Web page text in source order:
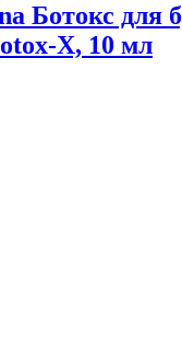
Ботокс для
X, 10 мл